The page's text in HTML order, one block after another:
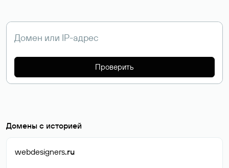
Проверить
Домены с историей
webdesigners.ru